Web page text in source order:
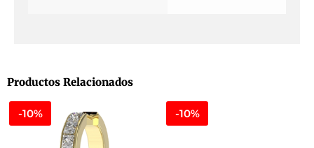
Productos Relacionados
-10% -10%